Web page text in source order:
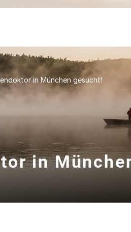
in München gesucht!
in